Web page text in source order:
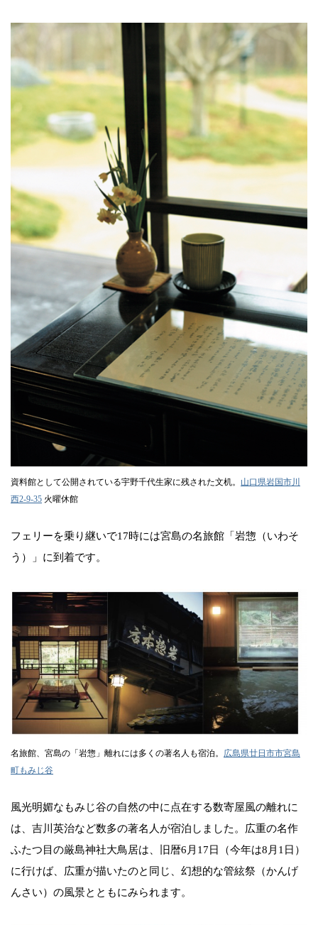
資料館として公開されている宇野千代生家に残された文机。 山口県岩国市川
西2-9-35 火曜休館
フェリーを乗り継いで17時には宮島の名旅館「岩惣（いわそ
う）」に到着です。
名旅館、宮島の「岩惣」離れには多くの著名人も宿泊。 広島県廿日市市宮島
町もみじ谷
風光明媚なもみじ谷の自然の中に点在する数寄屋風の離れに
は、吉川英治など数多の著名人が宿泊しました。広重の名作
ふたつ目の厳島神社大鳥居は、旧暦6月17日（今年は8月1日）
に行けば、広重が描いたのと同じ、幻想的な管絃祭（かんげ
んさい）の風景とともにみられます。